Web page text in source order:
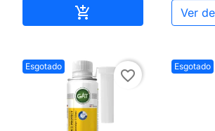
 Adicionar ao carrinho
Ver
Esgotado
favorite_border
Esgotado